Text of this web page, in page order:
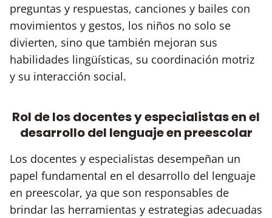
preguntas y respuestas, canciones y bailes con
movimientos y gestos, los niños no solo se
divierten, sino que también mejoran sus
habilidades lingüísticas, su coordinación motriz
y su interacción social.
Rol de los docentes y especialistas en el
desarrollo del lenguaje en preescolar
Los docentes y especialistas desempeñan un
papel fundamental en el desarrollo del lenguaje
en preescolar, ya que son responsables de
brindar las herramientas y estrategias adecuadas